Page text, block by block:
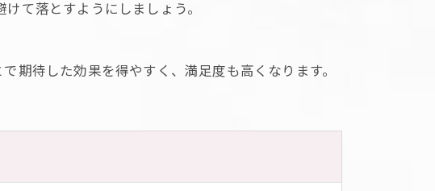
て落とすようにしましょう。
期待した効果を得やすく、満足度も高くなります。